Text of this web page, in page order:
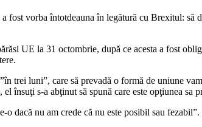
fost vorba întotdeauna în legătură cu Brexitul:
UE la 31 octombrie, după ce acesta a fost
trei luni”, care să prevadă o formă de uniune
însuţi s-a abţinut să spună care este opţiunea sa
o dacă nu am crede că nu este posibil sau fezabil”.